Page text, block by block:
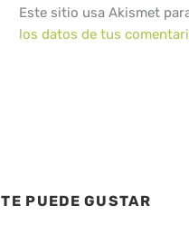
Este sitio usa Akismet
los datos de tus
TE PUEDE GUSTAR